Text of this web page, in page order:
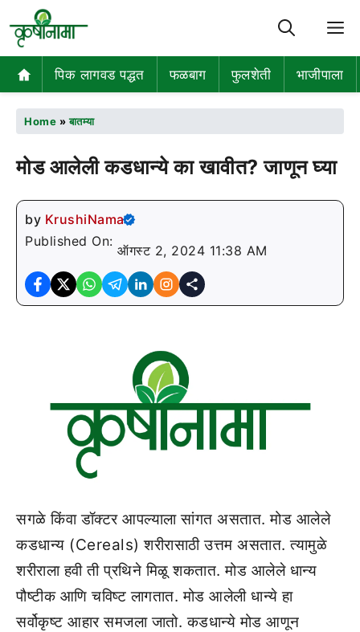
पिक लागवड पद्धत फळबाग फुलशेती भाजीपाला
Home »बातम्या
मोड आलेली कडधान्ये का खावीत? जाणून घ्या
by KrushiNama
Published On:
ऑगस्ट 2, 2024 11:38 AM
सगळे किंवा डॉक्टर आपल्याला सांगत असतात. मोड आलेले
कडधान्य (Cereals) शरीरासाठी उत्तम असतात. त्यामुळे
शरीराला हवी ती प्रथिने मिळू शकतात. मोड आलेले धान्य
पौष्टीक आणि चविष्ट लागतात. मोड आलेली धान्ये हा
सर्वोकृष्ट आहार समजला जातो. कडधान्ये मोड आणून